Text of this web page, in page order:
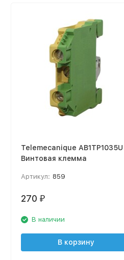
Telemecanique AB1TP1035U
Винтовая клемма
Артикул: 859
270 ₽
В наличии
В корзину